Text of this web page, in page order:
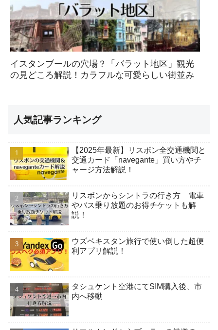
イスタンブールの穴場？「バラット地区」観光
の見どころ解説！カラフルな可愛らしい街並み
人気記事ランキング
【2025年最新】リスボン全交通機関と
交通カード「navegante」買い方やチ
ャージ方法解説！
リスボンからシントラの行き方 電車
やバス乗り放題のお得チケットも解
説！
ウズベキスタン旅行で使い倒した超便
利アプリ解説！
タシュケント空港にてSIM購入後、市
内へ移動